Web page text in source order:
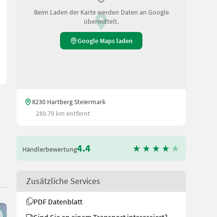
für Ersatzrad Plane selbsttragende Seitengitter von 3,5m
Beim Laden der Karte werden Daten an Google
übermittelt.
Google Maps laden
8230 Hartberg Steiermark
289.79 km entfernt
Händlerbewertung4.4
Zusätzliche Services
PDF Datenblatt